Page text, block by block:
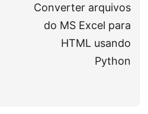
Converter arquivos
do MS Excel para
HTML usando
Python